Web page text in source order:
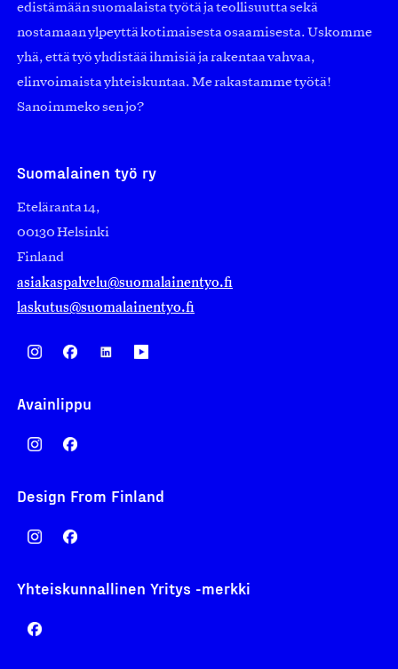
edistämään suomalaista työtä ja teollisuutta sekä
nostamaan ylpeyttä kotimaisesta osaamisesta. Uskomme
yhä, että työ yhdistää ihmisiä ja rakentaa vahvaa,
elinvoimaista yhteiskuntaa. Me rakastamme työtä!
Sanoimmeko sen jo?
Suomalainen työ ry
Eteläranta 14,
00130 Helsinki
Finland
asiakaspalvelu@suomalainentyo.fi
laskutus@suomalainentyo.fi
Avainlippu
Design From Finland
Yhteiskunnallinen Yritys -merkki